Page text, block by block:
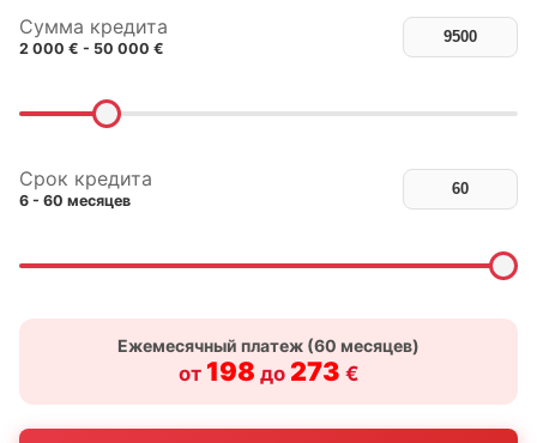
Сумма кредита
2 000 € - 50 000 €
Срок кредита
6 - 60 месяцев
Ежемесячный платеж (60 месяцев)
от 198 до 273 €